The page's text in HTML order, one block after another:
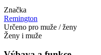
Značka
Remington
Určeno pro muže / ženy
Ženy i muže